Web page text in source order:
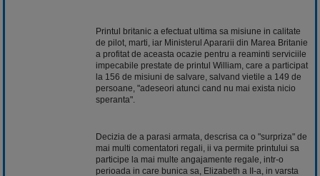
Printul britanic a efectuat ultima sa misiune in calitate
de pilot, marti, iar Ministerul Apararii din Marea Britanie
a profitat de aceasta ocazie pentru a reaminti serviciile
impecabile prestate de printul William, care a participat
la 156 de misiuni de salvare, salvand vietile a 149 de
persoane, "adeseori atunci cand nu mai exista nicio
speranta".
Decizia de a parasi armata, descrisa ca o "surpriza" de
mai multi comentatori regali, ii va permite printului sa
participe la mai multe angajamente regale, intr-o
perioada in care bunica sa, Elizabeth a II-a, in varsta